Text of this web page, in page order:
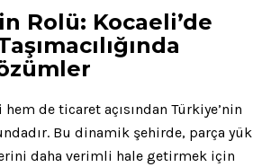
Rolü: Kocaeli’de
de ticaret açısından Türkiye’nin
Bu dinamik şehirde, parça yük
daha verimli hale getirmek için